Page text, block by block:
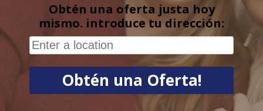
Obtén una oferta justa hoy
mismo. introduce tu dirección: